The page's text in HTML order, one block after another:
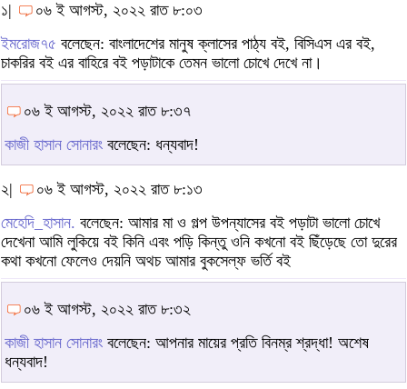
১|
০৬ ই আগস্ট, ২০২২ রাত ৮:০৩
ইমরোজ৭৫ বলেছেন: বাংলাদেশের মানুষ ক্লাসের পাঠ্য বই, বিসিএস এর বই,
চাকরির বই এর বাহিরে বই পড়াটাকে তেমন ভালো চোখে দেখে না।
০৬ ই আগস্ট, ২০২২ রাত ৮:৩৭
কাজী হাসান সোনারং বলেছেন: ধন্যবাদ!
২|
০৬ ই আগস্ট, ২০২২ রাত ৮:১৩
মেহেদি_হাসান. বলেছেন: আমার মা ও গল্প উপন্যাসের বই পড়াটা ভালো চোখে
দেখেনা আমি লুকিয়ে বই কিনি এবং পড়ি কিন্তু ওনি কখনো বই ছিঁড়েছে তো দুরের
কথা কখনো ফেলেও দেয়নি অথচ আমার বুকসেল্ফ ভর্তি বই
০৬ ই আগস্ট, ২০২২ রাত ৮:৩২
কাজী হাসান সোনারং বলেছেন: আপনার মায়ের প্রতি বিনম্র শ্রদ্ধা! অশেষ
ধন্যবাদ!